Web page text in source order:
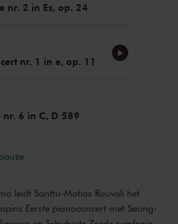
nr. 2 in Es, op. 24
nr. 1 in e, op. 11
nr. 6 in C, D 589
leidt Santtu-Matias Rouvali het
Eerste pianoconcert met Seong-